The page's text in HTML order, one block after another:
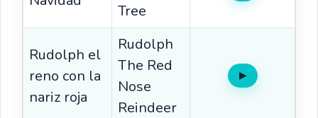
Tree
Rudolph el
reno con la
nariz roja
Rudolph
The Red
Nose
Reindeer
▶Oír